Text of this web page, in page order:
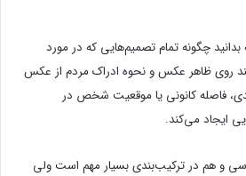
چگونه تمام تصمیم‌هایی که در مورد
روی ظاهر عکس و نحوه ادراک مردم از عکس
فاصله کانونی یا موقعیت شخص در
ایجاد می‌کند.
و هم در ترکیب‌بندی بسیار مهم است ولی